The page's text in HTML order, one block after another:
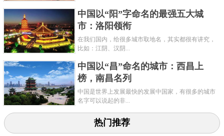
除了大熊猫，雅安还拥有茶马古道这一世界级文化旅
游资源。为了将川、滇的茶叶运入藏区，同时将藏区
的土特产输入祖国内地，于是，一条条以茶叶贸易为
主的交通线“茶马古道”被开辟出来。历史上的茶马古道
中国以“阳”字命名的最强五大城
市：洛阳领衔
在我们国内，给很多城市取地名，其实都很有讲究，
比如：江阴、汉阴...
中国以“昌”命名的城市：西昌上
榜，南昌名列
中国是世界上发展最快的发展中国家，有很多的城市
名字可以说起的非...
热门推荐